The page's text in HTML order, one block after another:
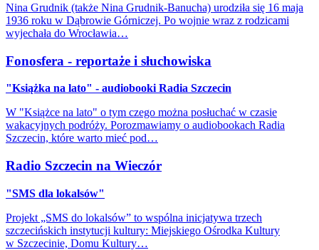
Nina Grudnik (także Nina Grudnik-Banucha) urodziła się 16 maja
1936 roku w Dąbrowie Górniczej. Po wojnie wraz z rodzicami
wyjechała do Wrocławia…
Fonosfera - reportaże i słuchowiska
"Książka na lato" - audiobooki Radia Szczecin
W "Książce na lato" o tym czego można posłuchać w czasie
wakacyjnych podróży. Porozmawiamy o audiobookach Radia
Szczecin, które warto mieć pod…
Radio Szczecin na Wieczór
"SMS dla lokalsów"
Projekt „SMS do lokalsów” to wspólna inicjatywa trzech
szczecińskich instytucji kultury: Miejskiego Ośrodka Kultury
w Szczecinie, Domu Kultury…